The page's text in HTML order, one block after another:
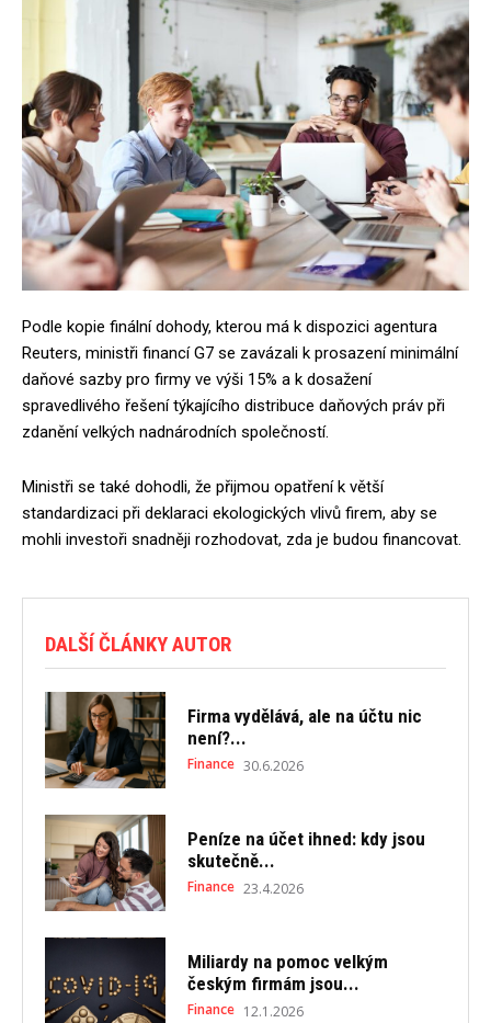
Podle kopie finální dohody, kterou má k dispozici agentura
Reuters, ministři financí G7 se zavázali k prosazení minimální
daňové sazby pro firmy ve výši 15% a k dosažení
spravedlivého řešení týkajícího distribuce daňových práv při
zdanění velkých nadnárodních společností.
Ministři se také dohodli, že přijmou opatření k větší
standardizaci při deklaraci ekologických vlivů firem, aby se
mohli investoři snadněji rozhodovat, zda je budou financovat.
DALŠÍ ČLÁNKY AUTOR
Firma vydělává, ale na účtu nic
není?...
Finance 30.6.2026
Peníze na účet ihned: kdy jsou
skutečně...
Finance 23.4.2026
Miliardy na pomoc velkým
českým firmám jsou...
Finance 12.1.2026